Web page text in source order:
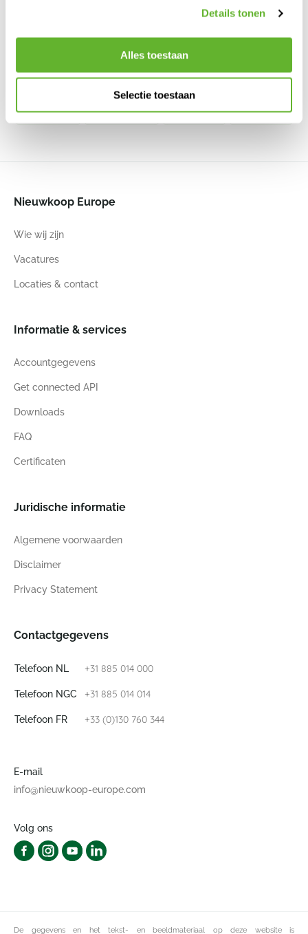
Details tonen
Alles toestaan
Selectie toestaan
White
29 26
Pistachio
6ELHUX300
29 26
Warm Grey
29 26 30 28
Nieuwkoop Europe
Wie wij zijn
Vacatures
Locaties & contact
Informatie & services
Accountgegevens
Get connected API
Downloads
FAQ
Certificaten
Juridische informatie
Algemene voorwaarden
Disclaimer
Privacy Statement
Contactgegevens
Telefoon NL +31 885 014 000
Telefoon NGC +31 885 014 014
Telefoon FR +33 (0)130 760 344
E-mail
info@nieuwkoop-europe.com
Volg ons
De gegevens en het tekst- en beeldmateriaal op deze website is